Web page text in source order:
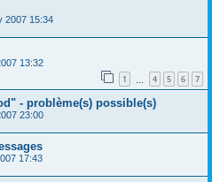
2007 15:34
13:32
1 4 5 6 7
- problème(s) possible(s)
23:00
17:43